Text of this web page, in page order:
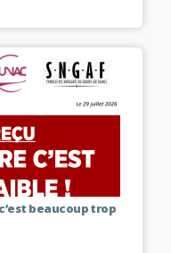
beaucoup trop